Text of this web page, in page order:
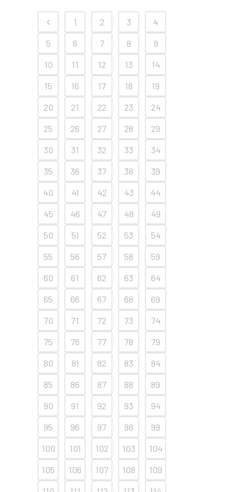
1 2 3
4
5
6 7 8
9
10
11 12 13
14
15
16 17 18
19
20
21 22 23
24
25
26 27 28
29
30
31 32 33
34
35
36 37 38
39
40
41 42 43
44
45
46 47 48
49
50
51 52 53
54
55
56 57 58
59
60
61 62 63
64
65
66 67 68
69
70
71 72 73
74
75
76 77 78
79
80
81 82 83
84
85
86 87 88
89
90
91 92 93
94
95
96 97 98
99
100
101 102 103
104
105
106 107 108
109